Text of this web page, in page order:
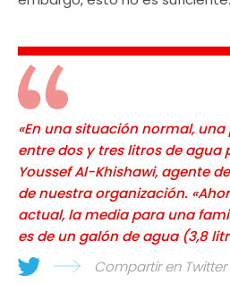
«En una situación normal,
entre dos y tres litros de agua
Youssef Al-Khishawi, agente
de nuestra organización.
actual, la media para una
es de un galón de agua (3,8
Compartir en Twitter